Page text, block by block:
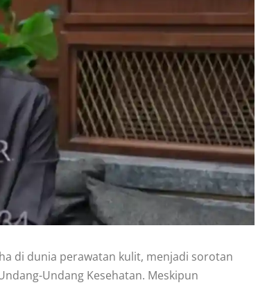
di dunia perawatan kulit, menjadi sorotan
Undang Kesehatan. Meskipun